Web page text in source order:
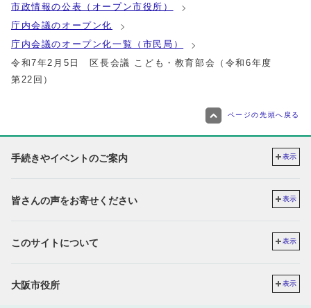
市政情報の公表（オープン市役所）
庁内会議のオープン化
庁内会議のオープン化一覧（市民局）
令和7年2月5日 区長会議 こども・教育部会（令和6年度
第22回）
ページの先頭へ戻る
手続きやイベントのご案内 表示
皆さんの声をお寄せください 表示
このサイトについて 表示
大阪市役所 表示